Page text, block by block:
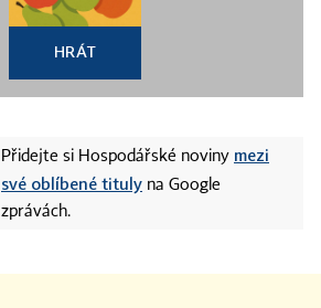
HRÁT
Přidejte si Hospodářské noviny mezi
své oblíbené tituly na Google
zprávách.